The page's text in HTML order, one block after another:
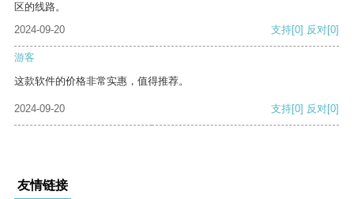
区的线路。
2024-09-20
支持[0] 反对[0]
游客
这款软件的价格非常实惠，值得推荐。
2024-09-20 支持[0] 反对[0]
友情链接